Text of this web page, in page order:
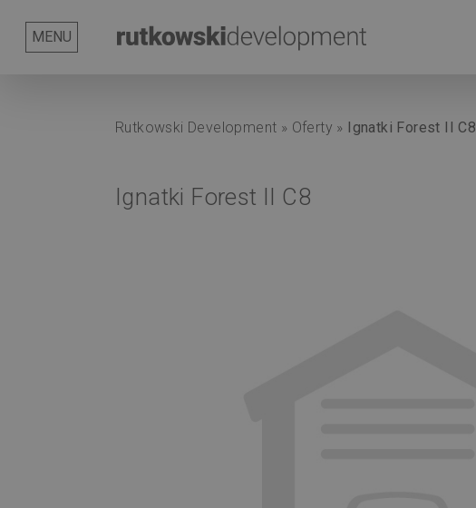
MENU
Serwis
O
nas
Nasze
korzyści
Rutkowski
Group
Kontakt Aktualności
Rutkowski Development » Oferty » Ignatki Forest II C8
Ignatki Forest II C8